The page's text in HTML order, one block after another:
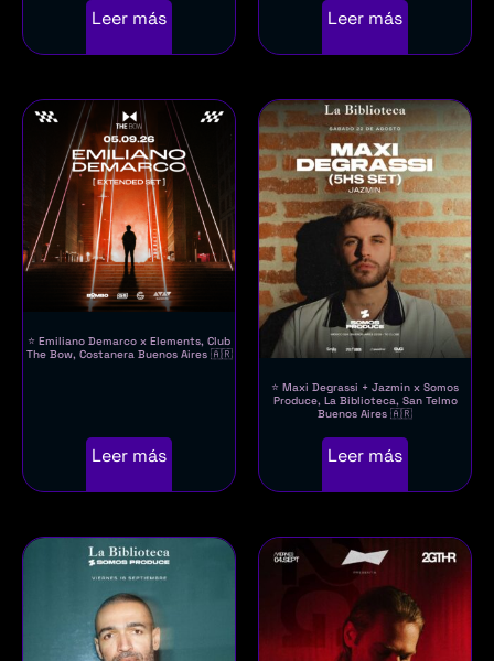
Leer más Leer más
⭐ Emiliano Demarco x Elements, Club
The Bow, Costanera Buenos Aires 🇦🇷
Leer más
⭐ Maxi Degrassi + Jazmin x Somos
Produce, La Biblioteca, San Telmo
Buenos Aires 🇦🇷
Leer más